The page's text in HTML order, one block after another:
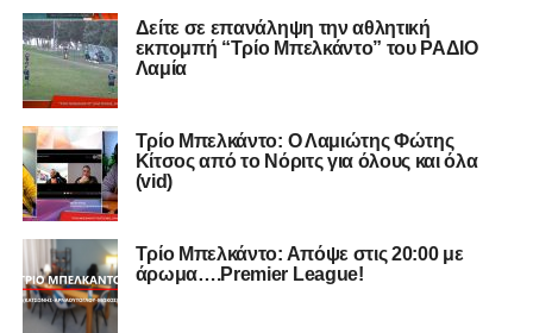
Δείτε σε επανάληψη την αθλητική
εκπομπή “Τρίο Μπελκάντο” του ΡΑΔΙΟ
Λαμία
Τρίο Μπελκάντο: Ο Λαμιώτης Φώτης
Κίτσος από το Νόριτς για όλους και όλα
(vid)
Τρίο Μπελκάντο: Απόψε στις 20:00 με
άρωμα….Premier League!